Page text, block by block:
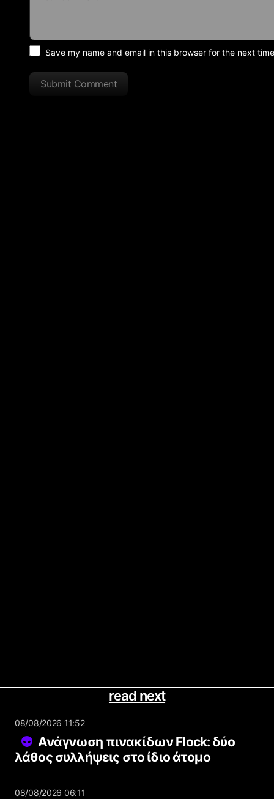
Save my name and email in this browser for the next
Submit Comment
read next
08/08/2026 11:52
Ανάγνωση πινακίδων Flock: δύο
λάθος συλλήψεις στο ίδιο άτομο
08/08/2026 06:11